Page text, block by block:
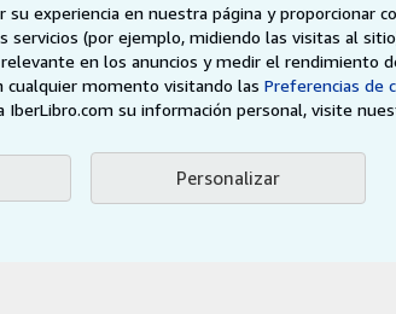
su experiencia en nuestra página y
(por ejemplo, midiendo las visitas al
en los anuncios y medir el rendimiento
cualquier momento visitando las Preferencias de
IberLibro.com su información personal, visite
Personalizar
AbeBooks.it
BookFinder.com